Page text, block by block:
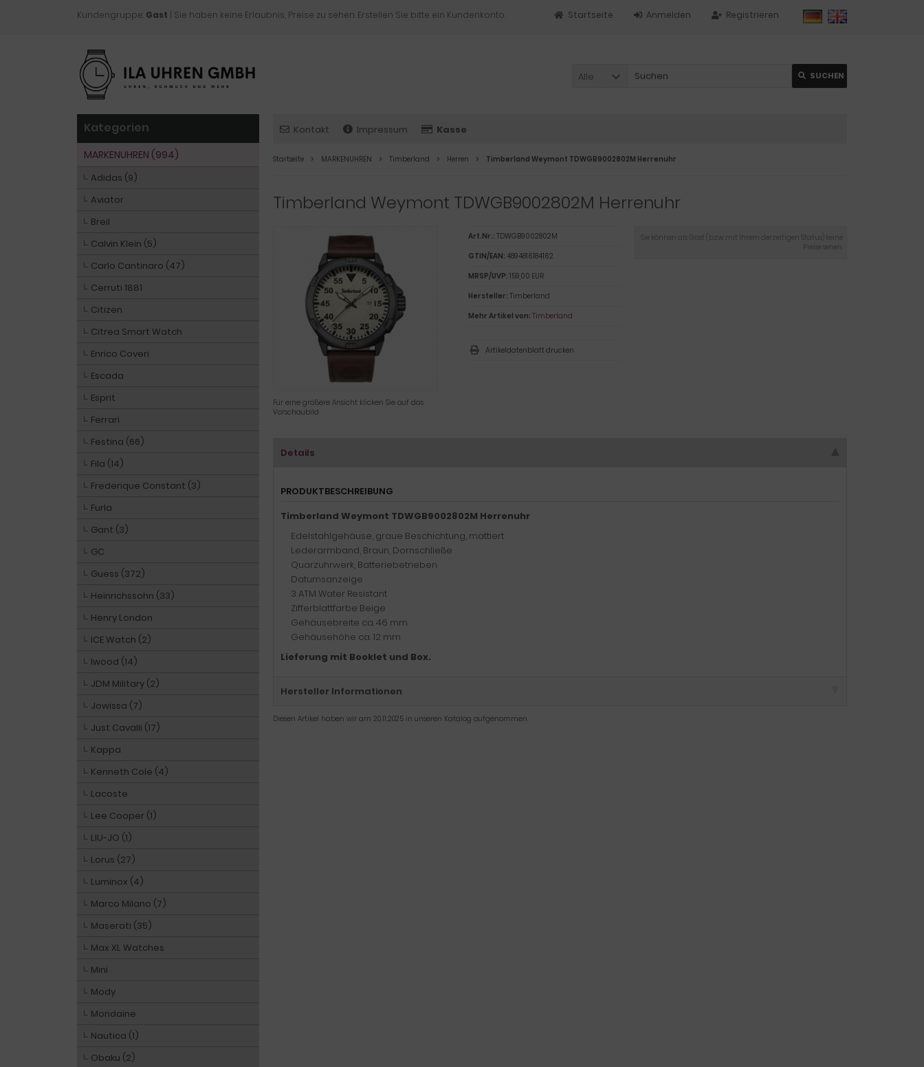
Kundengruppe: Gast | Sie haben keine Erlaubnis, Preise zu sehen. Erstellen Sie bitte ein Kundenkonto. Registrieren
Anmelden
Startseite
Alle SUCHEN
Kontakt Impressum Kasse
Startseite MARKENUHREN Timberland Herren Timberland Weymont TDWGB9002802M Herrenuhr
Timberland Weymont TDWGB9002802M Herrenuhr
Für eine größere Ansicht klicken Sie auf das
Vorschaubild
Sie können als Gast (bzw. mit Ihrem derzeitigen Status) keine
Preise sehen.
Art.Nr.: TDWGB9002802M
GTIN/EAN: 4894816184162
MRSP/UVP: 159,00 EUR
Hersteller: Timberland
Mehr Artikel von: Timberland
Artikeldatenblatt drucken
Details
PRODUKTBESCHREIBUNG
Timberland Weymont TDWGB9002802M Herrenuhr
Edelstahlgehäuse, graue Beschichtung, mattiert
Lederarmband, Braun, Dornschließe
Quarzuhrwerk, Batteriebetrieben
Datumsanzeige
3 ATM Water Resistant
Zifferblattfarbe Beige
Gehäusebreite ca. 46 mm
Gehäusehöhe ca. 12 mm
Lieferung mit Booklet und Box.
Hersteller Informationen
Diesen Artikel haben wir am 20.11.2025 in unseren Katalog aufgenommen.
Kategorien
MARKENUHREN (994)
Adidas (9)
Aviator
Breil
Calvin Klein (5)
Carlo Cantinaro (47)
Cerruti 1881
Citizen
Citrea Smart Watch
Enrico Coveri
Escada
Esprit
Ferrari
Festina (66)
Fila (14)
Frederique Constant (3)
Furla
Gant (3)
GC
Guess (372)
Heinrichssohn (33)
Henry London
ICE Watch (2)
Iwood (14)
JDM Military (2)
Jowissa (7)
Just Cavalli (17)
Kappa
Kenneth Cole (4)
Lacoste
Lee Cooper (1)
LIU-JO (1)
Lorus (27)
Luminox (4)
Marco Milano (7)
Maserati (35)
Max XL Watches
Mini
Mody
Mondaine
Nautica (1)
Obaku (2)